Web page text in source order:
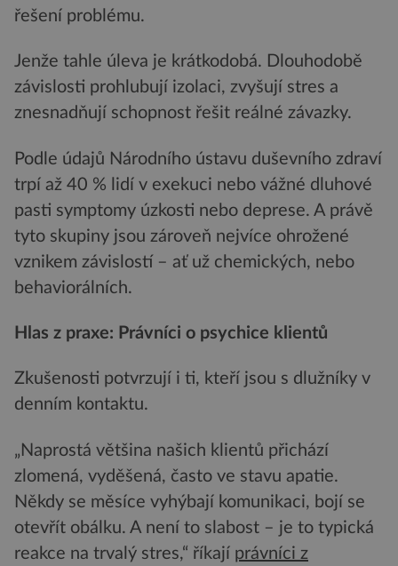
řešení problému.
Jenže tahle úleva je krátkodobá. Dlouhodobě
závislosti prohlubují izolaci, zvyšují stres a
znesnadňují schopnost řešit reálné závazky.
Podle údajů Národního ústavu duševního zdraví
trpí až 40 % lidí v exekuci nebo vážné dluhové
pasti symptomy úzkosti nebo deprese. A právě
tyto skupiny jsou zároveň nejvíce ohrožené
vznikem závislostí – ať už chemických, nebo
behaviorálních.
Hlas z praxe: Právníci o psychice klientů
Zkušenosti potvrzují i ti, kteří jsou s dlužníky v
denním kontaktu.
„Naprostá většina našich klientů přichází
zlomená, vyděšená, často ve stavu apatie.
Někdy se měsíce vyhýbají komunikaci, bojí se
otevřít obálku. A není to slabost – je to typická
reakce na trvalý stres,“ říkají právníci z